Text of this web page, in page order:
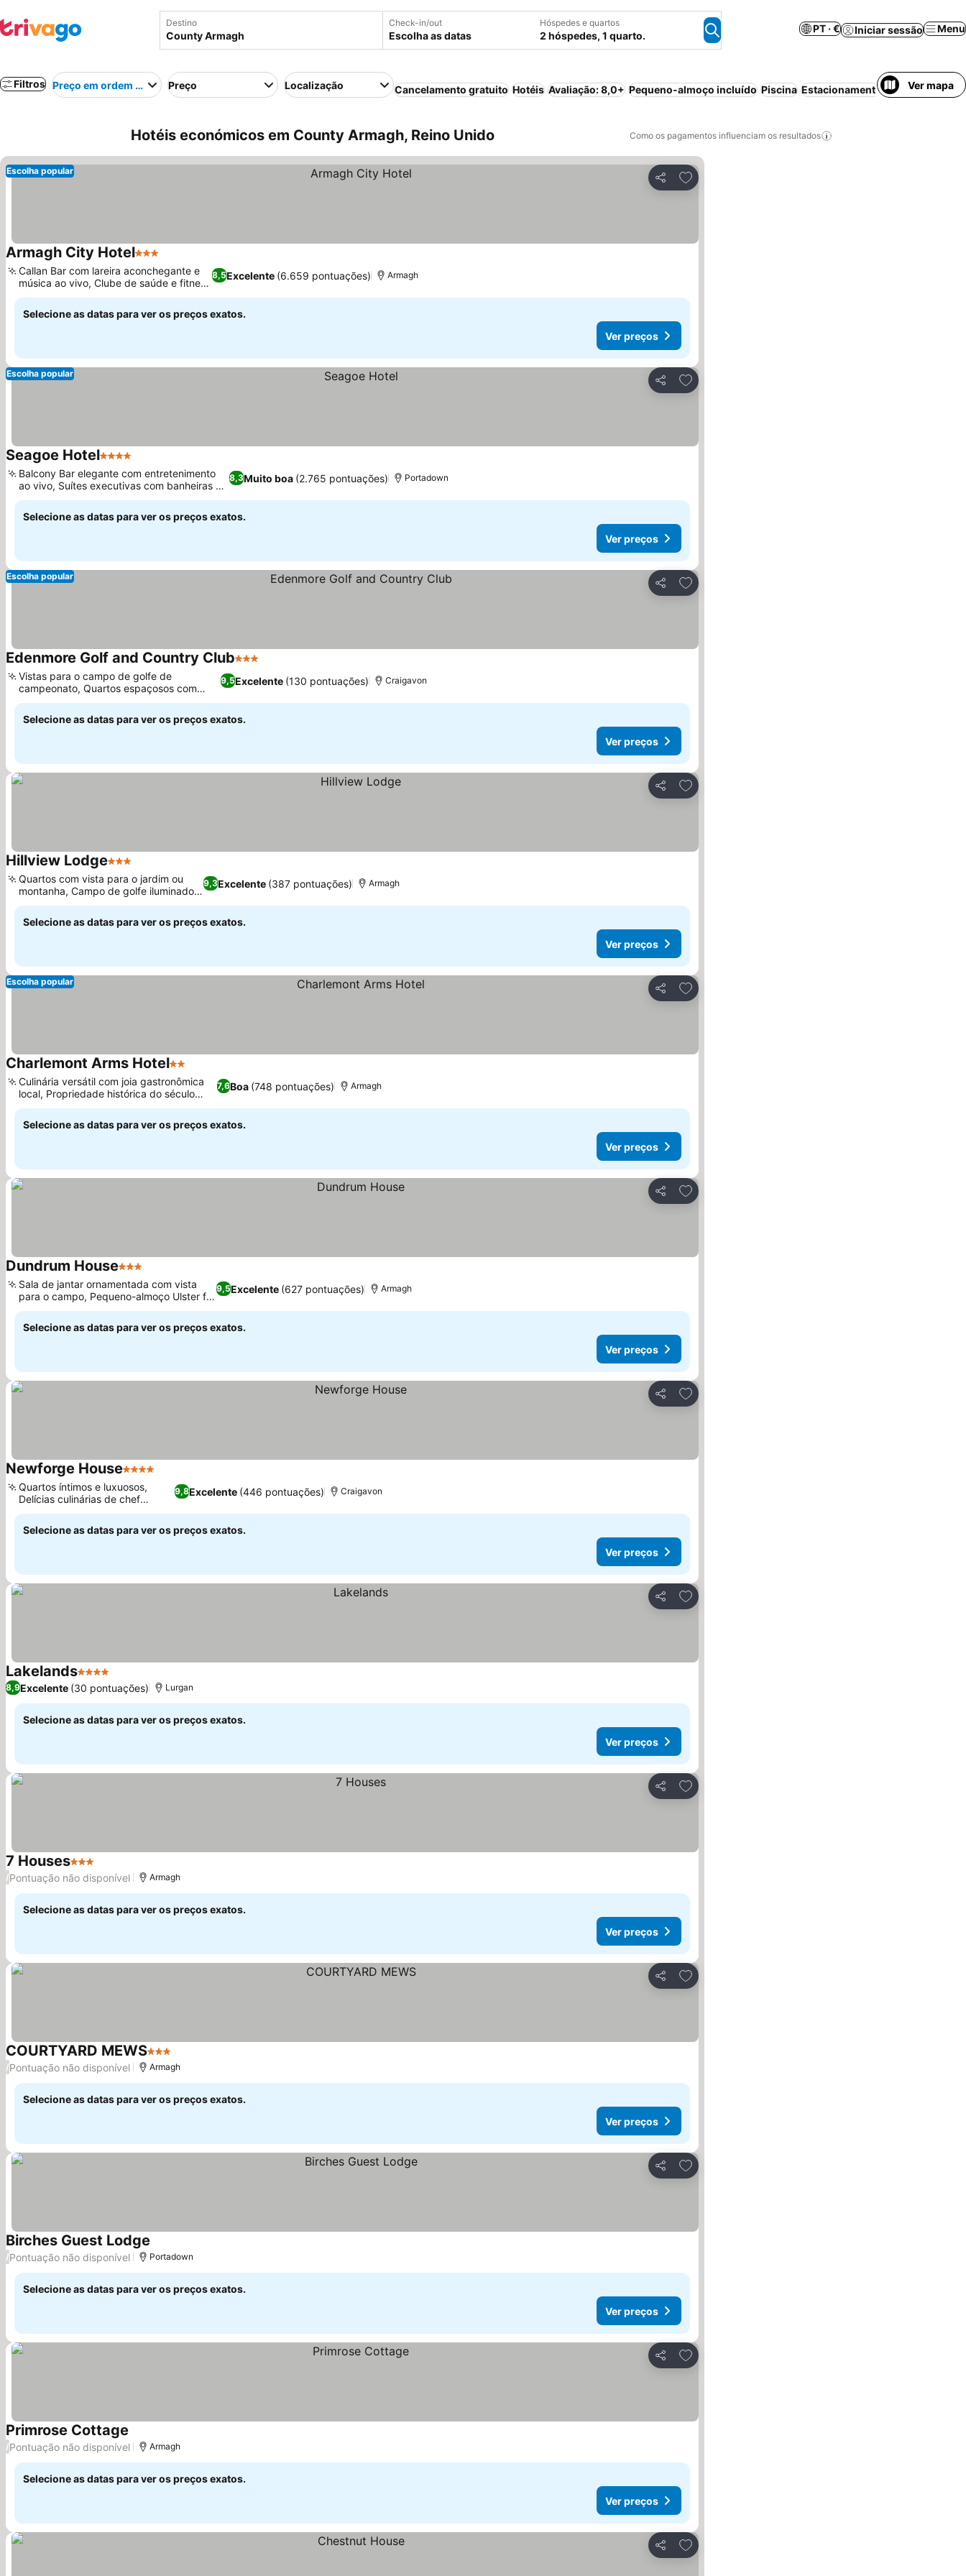
Destino Check-in/out
Escolha as datas
Hóspedes e quartos
2 hóspedes, 1 quarto.
PT · € Iniciar sessão Menu
Filtros Preço em ordem crescentePreço Localização Cancelamento gratuito Hotéis Avaliação: 8,0+ Pequeno-almoço incluído Piscina Estacionamento Aparthotel
Ver mapa
Hotéis económicos em County Armagh, Reino Unido Como os pagamentos influenciam os resultados
Partilhar
Adicionar aos favoritos
Escolha popular
Armagh City Hotel3 Estrelas
8,5Excelente (6.659 pontuações)
Callan Bar com lareira aconchegante e
música ao vivo, Clube de saúde e fitness
premiado
Armagh
Selecione as datas para ver os preços exatos.
Ver preços
Partilhar
Adicionar aos favoritos
Escolha popular
Seagoe Hotel4 Estrelas
8,3Muito boa (2.765 pontuações)
Balcony Bar elegante com entretenimento
ao vivo, Suítes executivas com banheiras de
hidromassagem
Portadown
Selecione as datas para ver os preços exatos.
Ver preços
Partilhar
Adicionar aos favoritos
Escolha popular
Edenmore Golf and Country Club3 Estrelas
9,5Excelente (130 pontuações)
Vistas para o campo de golfe de
campeonato, Quartos espaçosos com
comodidades de luxo
Craigavon
Selecione as datas para ver os preços exatos.
Ver preços
Partilhar
Adicionar aos favoritos
Hillview Lodge3 Estrelas
9,3Excelente (387 pontuações)
Quartos com vista para o jardim ou
montanha, Campo de golfe iluminado
no local
Armagh
Selecione as datas para ver os preços exatos.
Ver preços
Partilhar
Adicionar aos favoritos
Escolha popular
Charlemont Arms Hotel2 Estrelas
7,6Boa (748 pontuações)
Culinária versátil com joia gastronômica
local, Propriedade histórica do século
XVIII
Armagh
Selecione as datas para ver os preços exatos.
Ver preços
Partilhar
Adicionar aos favoritos
Dundrum House3 Estrelas
9,5Excelente (627 pontuações)
Sala de jantar ornamentada com vista
para o campo, Pequeno-almoço Ulster fry
autêntico
Armagh
Selecione as datas para ver os preços exatos.
Ver preços
Partilhar
Adicionar aos favoritos
Newforge House4 Estrelas
9,8Excelente (446 pontuações)
Quartos íntimos e luxuosos,
Delícias culinárias de chef
premiado
Craigavon
Selecione as datas para ver os preços exatos.
Ver preços
Partilhar
Adicionar aos favoritos
Lakelands4 EstrelasVer preços
8,9Excelente (30 pontuações) Lurgan
Selecione as datas para ver os preços exatos.
Ver preços
Partilhar
Adicionar aos favoritos
7 Houses3 EstrelasVer preços
/Pontuação não disponível Armagh
Selecione as datas para ver os preços exatos.
Ver preços
Partilhar
Adicionar aos favoritos
COURTYARD MEWS3 Estrelas
/Pontuação não disponível Armagh
Selecione as datas para ver os preços exatos.
Ver preços
Partilhar
Adicionar aos favoritos
Birches Guest Lodge
/Pontuação não disponível Portadown
Selecione as datas para ver os preços exatos.
Ver preços
Partilhar
Adicionar aos favoritos
Primrose Cottage Ver preços
/Pontuação não disponível Armagh
Selecione as datas para ver os preços exatos.
Ver preços
Partilhar
Adicionar aos favoritos